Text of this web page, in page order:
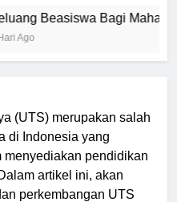
Bagi Mahasiswa
(UTS) merupakan salah
di Indonesia yang
pendidikan
artikel ini, akan
perkembangan UTS